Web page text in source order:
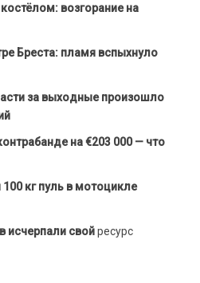
возгорание на
Бреста: пламя вспыхнуло
за выходные произошло
на €203 000 — что
кг пуль в мотоцикле
исчерпали свойресурс